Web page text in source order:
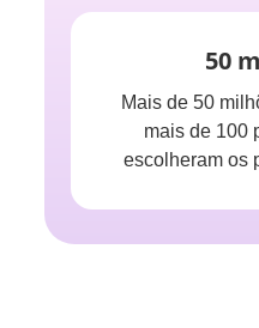
50
Mais de 50
mais de 100
escolheram os